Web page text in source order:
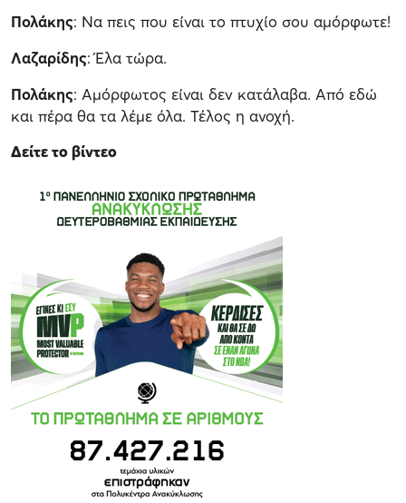
Πολάκης: Να πεις που είναι το πτυχίο σου αμόρφωτε!
Λαζαρίδης: Έλα τώρα.
Πολάκης: Αμόρφωτος είναι δεν κατάλαβα. Από εδώ
και πέρα θα τα λέμε όλα. Τέλος η ανοχή.
Δείτε το βίντεο